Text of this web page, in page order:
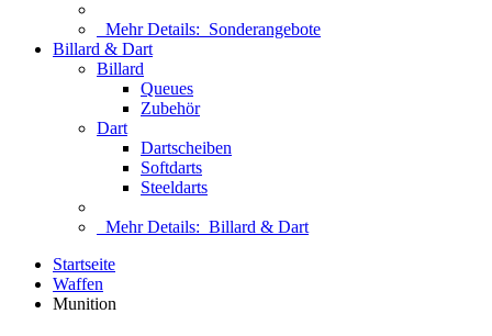
Mehr Details: Sonderangebote
Billard & Dart
Billard
Queues
Zubehör
Dart
Dartscheiben
Softdarts
Steeldarts
Mehr Details: Billard & Dart
Startseite
Waffen
Munition